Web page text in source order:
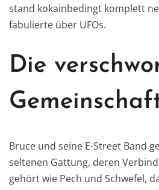
stand kokainbedingt komplett
fabulierte über UFOs.
Die
Bruce und seine E-Street Band
seltenen Gattung, deren
gehört wie Pech und Schwefel,